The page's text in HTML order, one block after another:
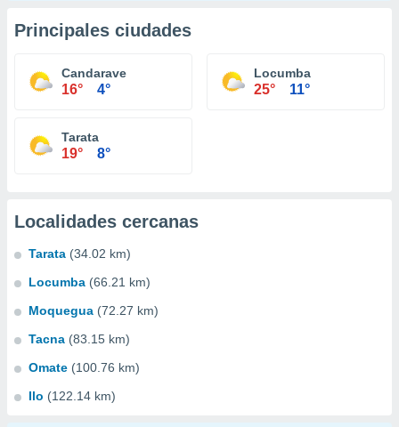
Principales ciudades
Candarave
16° 4°
Locumba
25° 11°
Tarata
19° 8°
Localidades cercanas
Tarata (34.02 km)
Locumba (66.21 km)
Moquegua (72.27 km)
Tacna (83.15 km)
Omate (100.76 km)
Ilo (122.14 km)